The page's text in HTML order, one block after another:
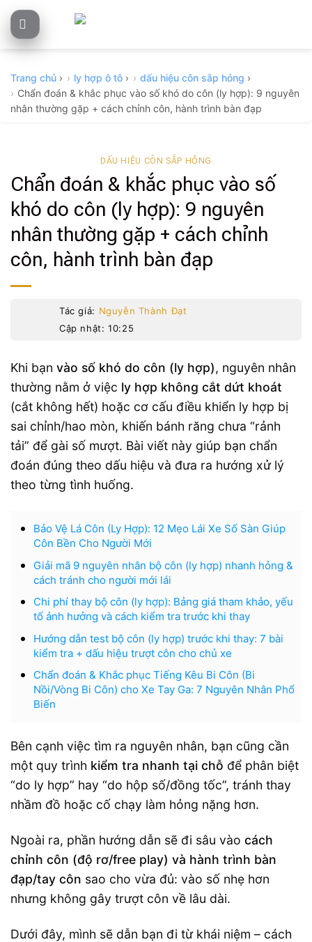
Skip
to
Trang chủ › ly hợp ô tô › dấu hiệu côn sắp hỏng ›
Chẩn đoán & khắc phục vào số khó do côn (ly hợp): 9 nguyên
nhân thường gặp + cách chỉnh côn, hành trình bàn đạp
DẤU HIỆU CÔN SẮP HỎNG
Chẩn đoán & khắc phục vào số
khó do côn (ly hợp): 9 nguyên
nhân thường gặp + cách chỉnh
côn, hành trình bàn đạp
Tác giả: Nguyễn Thành Đạt
Cập nhật: 10:25
Khi bạn vào số khó do côn (ly hợp), nguyên nhân
thường nằm ở việc ly hợp không cắt dứt khoát
(cắt không hết) hoặc cơ cấu điều khiển ly hợp bị
sai chỉnh/hao mòn, khiến bánh răng chưa “rảnh
tải” để gài số mượt. Bài viết này giúp bạn chẩn
đoán đúng theo dấu hiệu và đưa ra hướng xử lý
theo từng tình huống.
Bảo Vệ Lá Côn (Ly Hợp): 12 Mẹo Lái Xe Số Sàn Giúp
Côn Bền Cho Người Mới
Giải mã 9 nguyên nhân bộ côn (ly hợp) nhanh hỏng &
cách tránh cho người mới lái
Chi phí thay bộ côn (ly hợp): Bảng giá tham khảo, yếu
tố ảnh hưởng và cách kiểm tra trước khi thay
Hướng dẫn test bộ côn (ly hợp) trước khi thay: 7 bài
kiểm tra + dấu hiệu trượt côn cho chủ xe
Chẩn đoán & Khắc phục Tiếng Kêu Bi Côn (Bi
Nồi/Vòng Bi Côn) cho Xe Tay Ga: 7 Nguyên Nhân Phổ
Biến
Bên cạnh việc tìm ra nguyên nhân, bạn cũng cần
một quy trình kiểm tra nhanh tại chỗ để phân biệt
“do ly hợp” hay “do hộp số/đồng tốc”, tránh thay
nhầm đồ hoặc cố chạy làm hỏng nặng hơn.
Ngoài ra, phần hướng dẫn sẽ đi sâu vào cách
chỉnh côn (độ rơ/free play) và hành trình bàn
đạp/tay côn sao cho vừa đủ: vào số nhẹ hơn
nhưng không gây trượt côn về lâu dài.
Dưới đây, mình sẽ dẫn bạn đi từ khái niệm – cách